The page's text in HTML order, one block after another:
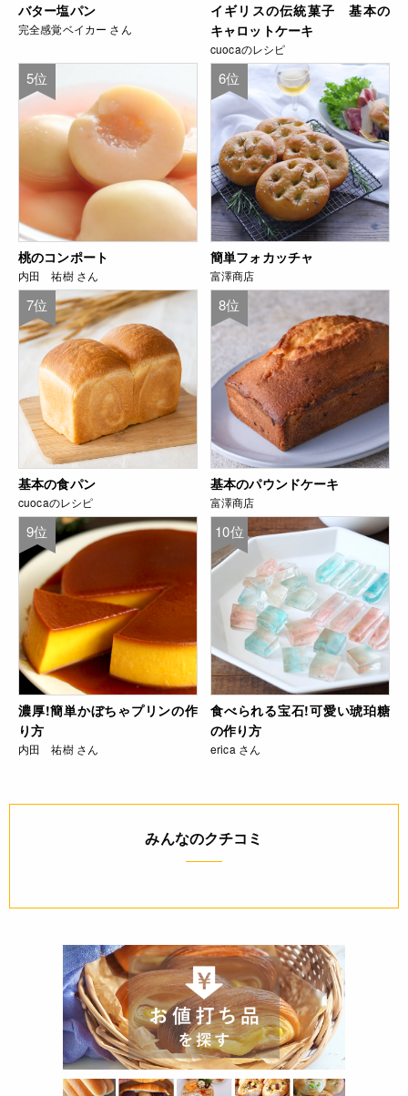
バター塩パン
完全感覚ベイカー さん
イギリスの伝統菓子 基本の
キャロットケーキ
cuocaのレシピ
5位
桃のコンポート
内田 祐樹 さん
6位
簡単フォカッチャ
富澤商店
7位
基本の食パン
cuocaのレシピ
8位
基本のパウンドケーキ
富澤商店
9位
濃厚!簡単かぼちゃプリンの作
り方
内田 祐樹 さん
10位
食べられる宝石!可愛い琥珀糖
の作り方
erica さん
みんなのクチコミ